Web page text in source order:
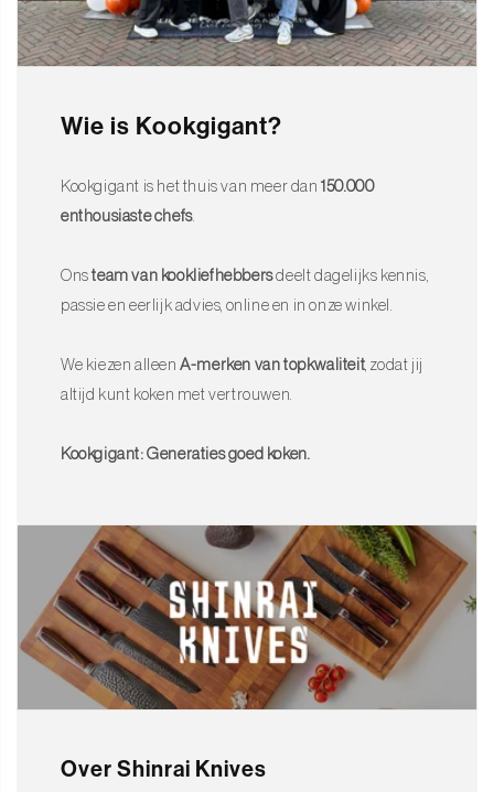
Wie is Kookgigant?
Kookgigant is het thuis van meer dan150.000
enthousiaste chefs.
Onsteam van kookliefhebbersdeelt dagelijks kennis,
passie en eerlijk advies, online en in onze winkel.
We kiezen alleenA-merken van topkwaliteit, zodat jij
altijd kunt koken met vertrouwen.
Kookgigant: Generaties goed koken.
Over Shinrai Knives